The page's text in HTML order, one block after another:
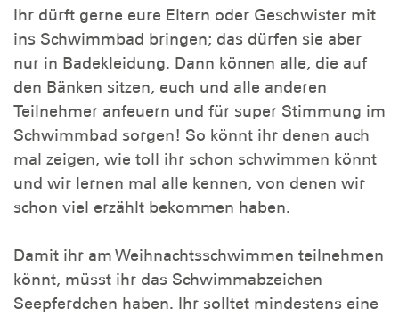
Ihr dürft gerne eure Eltern oder Geschwister mit
ins Schwimmbad bringen; das dürfen sie aber
nur in Badekleidung. Dann können alle, die auf
den Bänken sitzen, euch und alle anderen
Teilnehmer anfeuern und für super Stimmung im
Schwimmbad sorgen! So könnt ihr denen auch
mal zeigen, wie toll ihr schon schwimmen könnt
und wir lernen mal alle kennen, von denen wir
schon viel erzählt bekommen haben.
Damit ihr am Weihnachtsschwimmen teilnehmen
könnt, müsst ihr das Schwimmabzeichen
Seepferdchen haben. Ihr solltet mindestens eine